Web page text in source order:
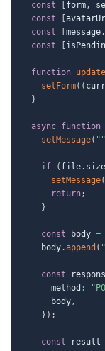
const
form,
const
const
message,
const
function
setForm( (
}
async function
setMessage( ""
if ( file. size
setMessage(
return;
}
const body =
    body
.append (
const
      method
:
      body
,
} ) ;
const result